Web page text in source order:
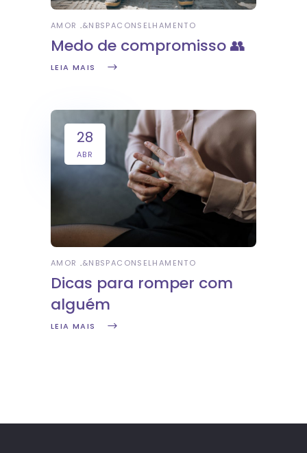
AMOR &NBSPACONSELHAMENTO
Medo de compromisso 👥
LEIA MAIS
28
ABR
AMOR &NBSPACONSELHAMENTO
Dicas para romper com
alguém
LEIA MAIS